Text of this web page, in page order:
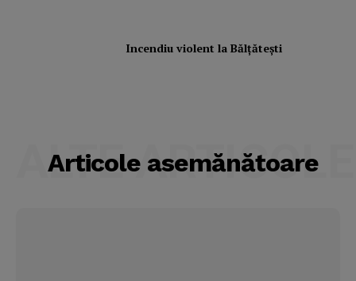
Incendiu violent la Bălţăteşti
Articole asemănătoare
ALTE ARTICOLE